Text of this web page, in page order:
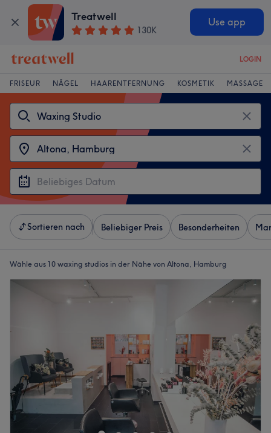
Treatwell
130K
Use app
LOGIN
FRISEUR NÄGEL HAARENTFERNUNG KOSMETIK MASSAGE
Sortieren nach Beliebiger Preis Besonderheiten
Wähle aus 10 waxing studios in der Nähe von Altona, Hamburg